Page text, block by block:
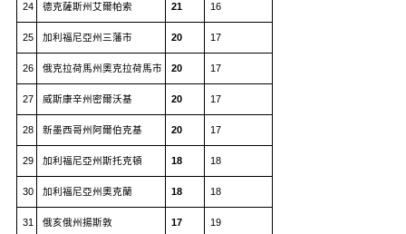
24 德克薩斯州艾爾帕索 21 16
25 加利福尼亞州三藩市 20 17
26 俄克拉荷馬州奧克拉荷馬市 20 17
27 威斯康辛州密爾沃基 20 17
28 新墨西哥州阿爾伯克基 20 17
29 加利福尼亞州斯托克頓 18 18
30 加利福尼亞州奧克蘭 18 18
31 俄亥俄州揚斯敦 17 19